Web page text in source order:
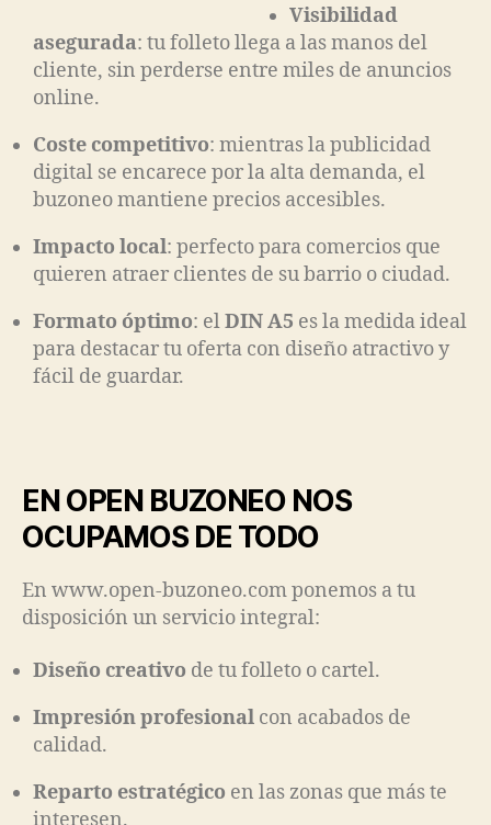
Visibilidad
asegurada: tu folleto llega a las manos del
cliente, sin perderse entre miles de anuncios
online.
Coste competitivo: mientras la publicidad
digital se encarece por la alta demanda, el
buzoneo mantiene precios accesibles.
Impacto local: perfecto para comercios que
quieren atraer clientes de su barrio o ciudad.
Formato óptimo: elDIN A5 es la medida ideal
para destacar tu oferta con diseño atractivo y
fácil de guardar.
EN OPEN BUZONEO NOS
OCUPAMOS DE TODO
En www.open-buzoneo.com ponemos a tu
disposición un servicio integral:
Diseño creativo de tu folleto o cartel.
Impresión profesional con acabados de
calidad.
Reparto estratégico en las zonas que más te
interesen.